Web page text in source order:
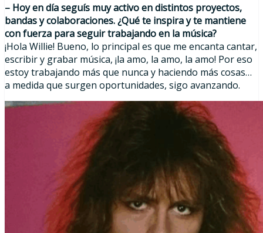
– Hoy en día seguís muy activo en distintos proyectos,
bandas y colaboraciones. ¿Qué te inspira y te mantiene
con fuerza para seguir trabajando en la música?
¡Hola Willie! Bueno, lo principal es que me encanta cantar,
escribir y grabar música, ¡la amo, la amo, la amo! Por eso
estoy trabajando más que nunca y haciendo más cosas…
a medida que surgen oportunidades, sigo avanzando.